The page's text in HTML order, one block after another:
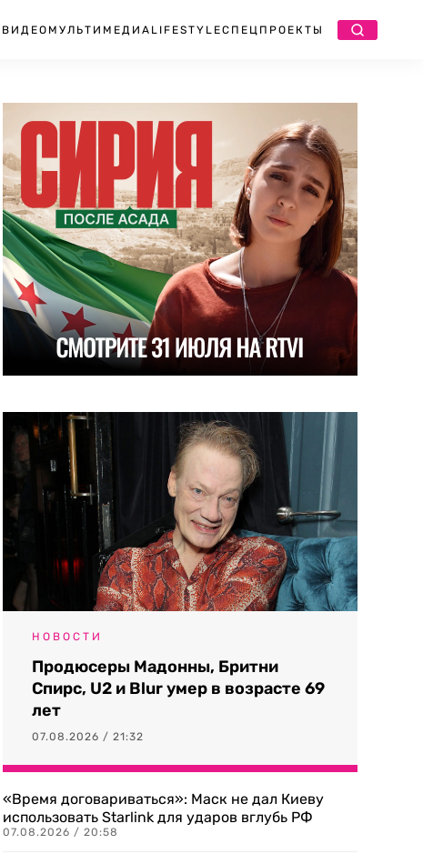
ВИДЕО МУЛЬТИМЕДИА LIFESTYLEСПЕЦПРОЕКТЫ
НОВОСТИ
Продюсеры Мадонны, Бритни
Спирс, U2 и Blur умер в возрасте 69
лет
07.08.2026 / 21:32
«Время договариваться»: Маск не дал Киеву
использовать Starlink для ударов вглубь РФ
07.08.2026 / 20:58